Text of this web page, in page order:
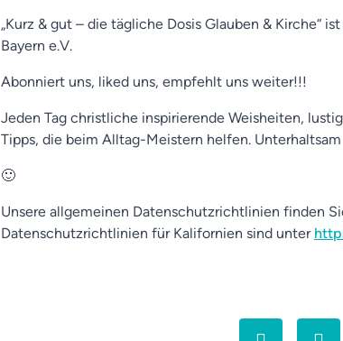
„Kurz & gut – die tägliche Dosis Glauben & Kirche“
Bayern e.V.
Abonniert uns, liked uns, empfehlt uns weiter!!!
Jeden Tag christliche inspirierende Weisheiten,
Tipps, die beim Alltag-Meistern helfen.
🙂
Unsere allgemeinen Datenschutzrichtlinien finden
Datenschutzrichtlinien für Kalifornien sind unter